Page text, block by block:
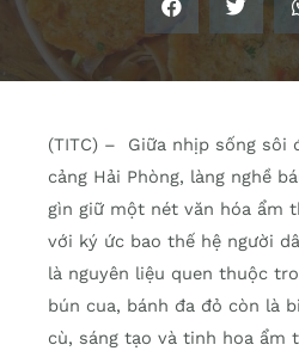
(TITC) – Giữa nhịp sống sôi
cảng Hải Phòng, làng nghề
gìn giữ một nét văn hóa ẩm
với ký ức bao thế hệ người
là nguyên liệu quen thuộc
bún cua, bánh đa đỏ còn là
cù, sáng tạo và tinh hoa ẩm